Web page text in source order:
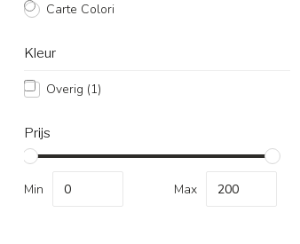
Carte Colori
Kleur
Overig (1)
Prijs
Min Max